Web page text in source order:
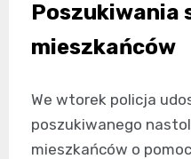
Poszukiwania
mieszkańców
We wtorek policja
poszukiwanego
mieszkańców o